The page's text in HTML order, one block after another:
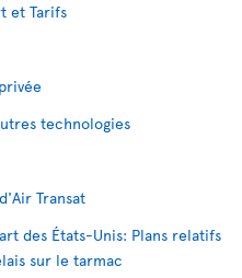
et Tarifs
technologies
Transat
des États-Unis: Plans relatifs
sur le tarmac